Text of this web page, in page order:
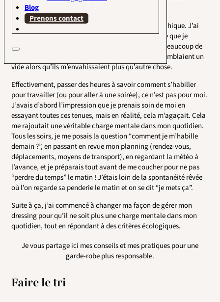
Blog
Prenons contact
même je ne faisais pas ma part.
J’ai commencé à faire du tri. Au début, c’était anarchique. J’ai
commencé par éliminer ce qui était trop vieux ou ce que je
n’aimais pas du tout. C’étaient des phases, j’avais beaucoup de
mal à me séparer de mes vêtements, comme s’ils comblaient un
vide alors qu’ils m’envahissaient plus qu’autre chose.
Effectivement, passer des heures à savoir comment s’habiller
pour travailler (ou pour aller à une soirée), ce n’est pas pour moi.
J’avais d’abord l’impression que je prenais soin de moi en
essayant toutes ces tenues, mais en réalité, cela m’agaçait. Cela
me rajoutait une véritable charge mentale dans mon quotidien.
Tous les soirs, je me posais la question “comment je m’habille
demain ?”, en passant en revue mon planning (rendez-vous,
déplacements, moyens de transport), en regardant la météo à
l’avance, et je préparais tout avant de me coucher pour ne pas
“perdre du temps” le matin ! J’étais loin de la spontanéité rêvée
où l’on regarde sa penderie le matin et on se dit “je mets ça”.
Suite à ça, j’ai commencé à changer ma façon de gérer mon
dressing pour qu’il ne soit plus une charge mentale dans mon
quotidien, tout en répondant à des critères écologiques.
Je vous partage ici mes conseils et mes pratiques pour une
garde-robe plus responsable.
Faire le tri